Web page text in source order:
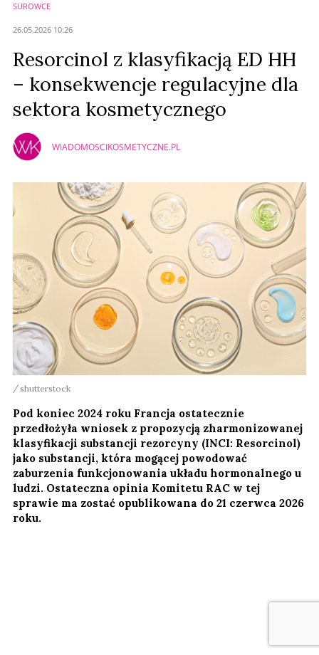
SUROWCE
26.05.2026 10:26
Resorcinol z klasyfikacją ED HH
– konsekwencje regulacyjne dla
sektora kosmetycznego
WIADOMOSCIKOSMETYCZNE.PL
shutterstock
Pod koniec 2024 roku Francja ostatecznie
przedłożyła wniosek z propozycją zharmonizowanej
klasyfikacji substancji rezorcyny (INCI: Resorcinol)
jako substancji, która mogącej powodować
zaburzenia funkcjonowania układu hormonalnego u
ludzi. Ostateczna opinia Komitetu RAC w tej
sprawie ma zostać opublikowana do 21 czerwca 2026
roku.